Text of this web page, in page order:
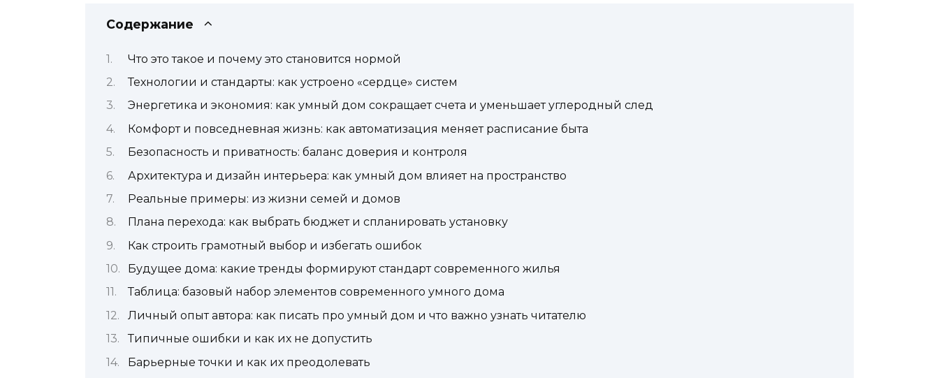
Содержание
Что это такое и почему это становится нормой
Технологии и стандарты: как устроено «сердце» систем
Энергетика и экономия: как умный дом сокращает счета и уменьшает углеродный след
Комфорт и повседневная жизнь: как автоматизация меняет расписание быта
Безопасность и приватность: баланс доверия и контроля
Архитектура и дизайн интерьера: как умный дом влияет на пространство
Реальные примеры: из жизни семей и домов
Плана перехода: как выбрать бюджет и спланировать установку
Как строить грамотный выбор и избегать ошибок
Будущее дома: какие тренды формируют стандарт современного жилья
Таблица: базовый набор элементов современного умного дома
Личный опыт автора: как писать про умный дом и что важно узнать читателю
Типичные ошибки и как их не допустить
Барьерные точки и как их преодолевать